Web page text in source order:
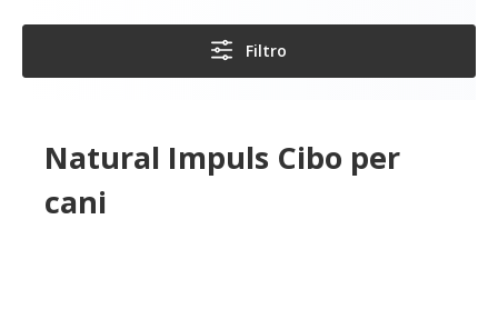
Filtro
Natural Impuls Cibo per
cani